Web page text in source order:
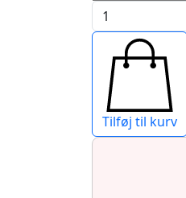
Froste
boxseng
Tilføj til kurv